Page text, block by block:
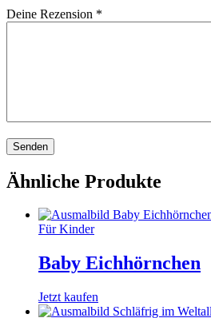
Deine Rezension *
Ähnliche Produkte
Für Kinder
Baby Eichhörnchen
Jetzt kaufen